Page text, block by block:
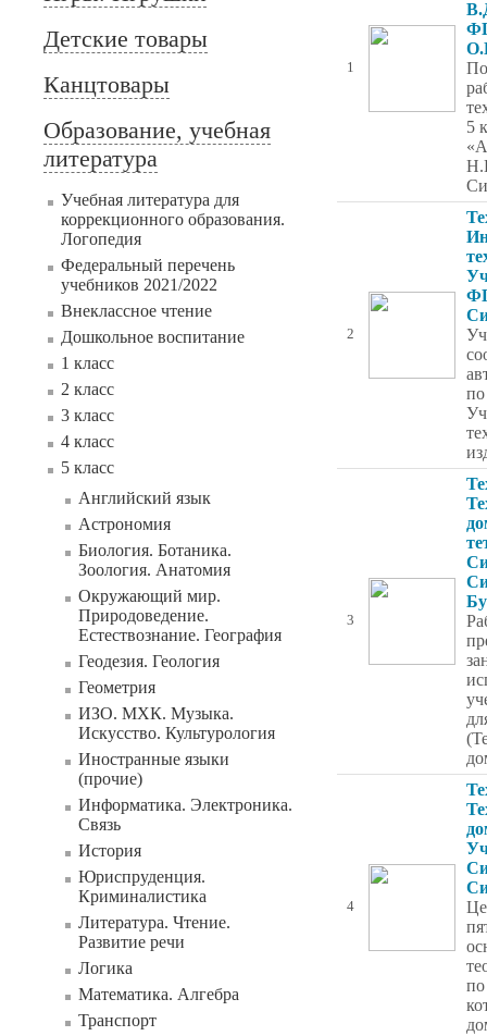
Детские товары
Канцтовары
Образование, учебная
литература
Учебная литература для
коррекционного образования.
Логопедия
Федеральный перечень
учебников 2021/2022
Внеклассное чтение
Дошкольное воспитание
1 класс
2 класс
3 класс
4 класс
5 класс
Английский язык
Астрономия
Биология. Ботаника.
Зоология. Анатомия
Окружающий мир.
Природоведение.
Естествознание. География
Геодезия. Геология
Геометрия
ИЗО. МХК. Музыка.
Искусство. Культурология
Иностранные языки
(прочие)
Информатика. Электроника.
Связь
История
Юриспруденция.
Криминалистика
Литература. Чтение.
Развитие речи
Логика
Математика. Алгебра
Транспорт
1
5
2
по
3
4
по